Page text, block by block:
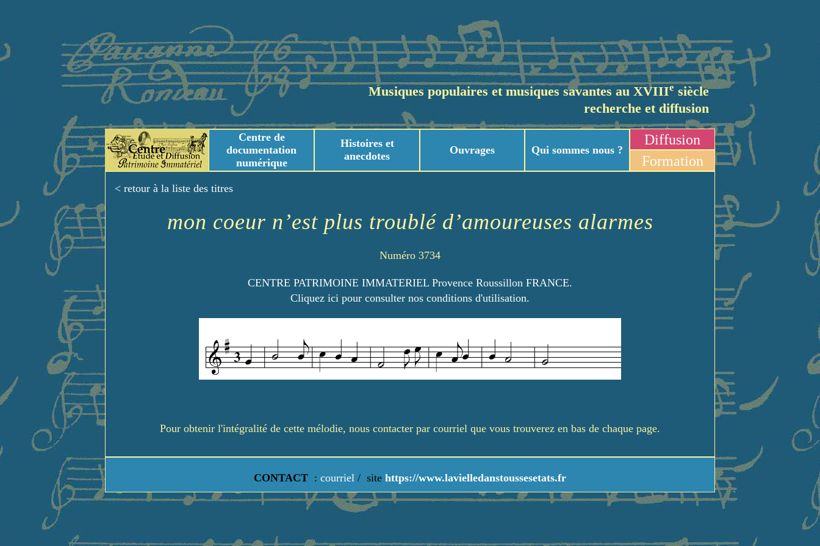
Musiques populaires et musiques savantes au XVIIIesiècle
recherche et diffusion
Centre de
documentation
numérique
Histoires et
anecdotes
Ouvrages Qui sommes nous ?
Diffusion
Formation
< retour à la liste des titres
mon coeur n’est plus troublé d’amoureuses alarmes
Numéro 3734
CENTRE PATRIMOINE IMMATERIEL Provence Roussillon FRANCE.
Cliquez ici pour consulter nos conditions d'utilisation.
Pour obtenir l'intégralité de cette mélodie, nous contacter par courriel que vous trouverez en bas de chaque page.
CONTACT : courriel / site https://www.lavielledanstoussesetats.fr